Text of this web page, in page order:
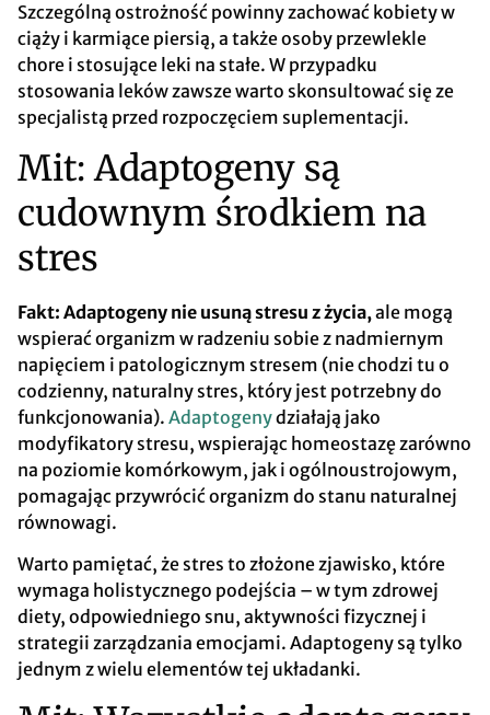
Szczególną ostrożność powinny zachować kobiety w
ciąży i karmiące piersią, a także osoby przewlekle
chore i stosujące leki na stałe. W przypadku
stosowania leków zawsze warto skonsultować się ze
specjalistą przed rozpoczęciem suplementacji.
Mit: Adaptogeny są
cudownym środkiem na
stres
Fakt: Adaptogeny nie usuną stresu z życia, ale mogą
wspierać organizm w radzeniu sobie z nadmiernym
napięciem i patologicznym stresem (nie chodzi tu o
codzienny, naturalny stres, który jest potrzebny do
funkcjonowania). Adaptogenydziałają jako
modyfikatory stresu, wspierając homeostazę zarówno
na poziomie komórkowym, jak i ogólnoustrojowym,
pomagając przywrócić organizm do stanu naturalnej
równowagi.
Warto pamiętać, że stres to złożone zjawisko, które
wymaga holistycznego podejścia – w tym zdrowej
diety, odpowiedniego snu, aktywności fizycznej i
strategii zarządzania emocjami. Adaptogeny są tylko
jednym z wielu elementów tej układanki.